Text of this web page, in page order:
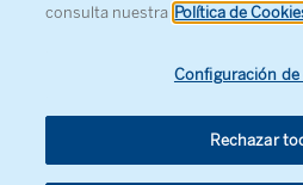
consulta nuestra Política de
Configuración
Rechazar